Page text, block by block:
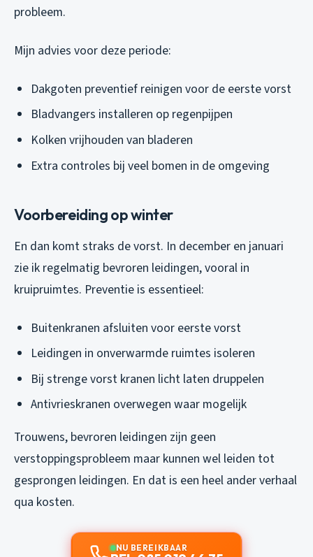
probleem.
Mijn advies voor deze periode:
Dakgoten preventief reinigen voor de eerste vorst
Bladvangers installeren op regenpijpen
Kolken vrijhouden van bladeren
Extra controles bij veel bomen in de omgeving
Voorbereiding op winter
En dan komt straks de vorst. In december en januari
zie ik regelmatig bevroren leidingen, vooral in
kruipruimtes. Preventie is essentieel:
Buitenkranen afsluiten voor eerste vorst
Leidingen in onverwarmde ruimtes isoleren
Bij strenge vorst kranen licht laten druppelen
Antivrieskranen overwegen waar mogelijk
Trouwens, bevroren leidingen zijn geen
verstoppingsprobleem maar kunnen wel leiden tot
gesprongen leidingen. En dat is een heel ander verhaal
qua kosten.
NU BEREIKBAAR